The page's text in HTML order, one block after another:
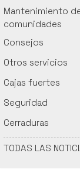
TODAS LAS
Mantenimiento
comunidades
Consejos
Otros servicios
Cajas fuertes
Seguridad
Cerraduras